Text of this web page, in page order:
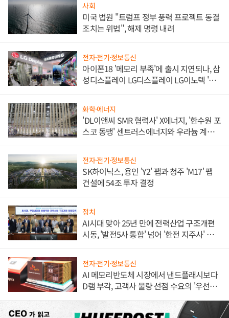
사회
미국 법원 "트럼프 정부 풍력 프로젝트 동결
조치는 위법", 해제 명령 내려
전자·전기·정보통신
아이폰18 '메모리 부족'에 출시 지연되나, 삼
성디스플레이 LG디스플레이 LG이노텍 '탈
화학·에너지
'DL이앤씨 SMR 협력사' X에너지, '한수원 포
스코 동맹' 센트러스에너지와 우라늄 계약
전자·전기·정보통신
SK하이닉스, 용인 'Y2' 팹과 청주 'M17' 팹
건설에 54조 투자 결정
정치
AI시대 맞아 25년 만에 전력산업 구조개편
시동, '발전5사 통합' 넘어 '한전 지주사' 재편
전자·전기·정보통신
AI 메모리반도체 시장에서 낸드플래시보다
D램 부각, 고객사 물량 선점 수요의 '우선순